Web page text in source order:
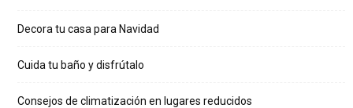
Decora tu casa para Navidad
Cuida tu baño y disfrútalo
Consejos de climatización en lugares reducidos